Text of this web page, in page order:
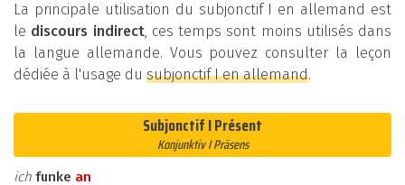
La principale utilisation du subjonctif I en allemand est
le discours indirect, ces temps sont moins utilisés dans
la langue allemande. Vous pouvez consulter la leçon
dédiée à l'usage du subjonctif I en allemand.
Subjonctif I Présent
Konjunktiv I Präsens
ich funke an